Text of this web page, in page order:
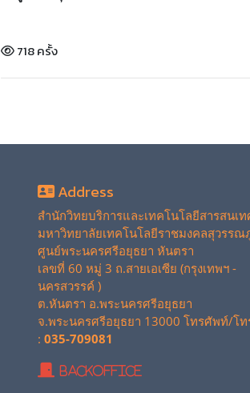
718 ครั้ง
Address
สำนักวิทยบริการและเทคโนโลยีสารสนเท
มหาวิทยาลัยเทคโนโลยีราชมงคลสุวรรณ
ศูนย์พระนครศรีอยุธยา หันตรา
เลขที่ 60 หมู่ 3 ถ.สายเอเซีย (กรุงเทพฯ -
นครสวรรค์ )
ต.หันตรา อ.พระนครศรีอยุธยา
จ.พระนครศรีอยุธยา 13000 โทรศัพท์/โท
: 035-709081
BackOffice